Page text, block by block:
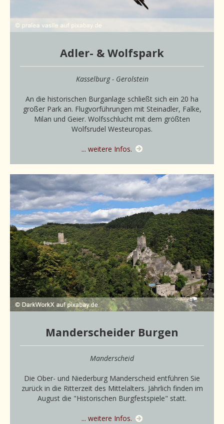
Adler- & Wolfspark
Kasselburg - Gerolstein
An die historischen Burganlage schließt sich ein 20 ha
großer Park an. Flugvorführungen mit Steinadler, Falke,
Milan und Geier. Wolfsschlucht mit dem größten
Wolfsrudel Westeuropas.
... weitere Infos.
Manderscheider Burgen
Manderscheid
Die Ober- und Niederburg Manderscheid entführen Sie
zurück in die Ritterzeit des Mittelalters. Jährlich finden im
August die "Historischen Burgfestspiele" statt.
... weitere Infos.